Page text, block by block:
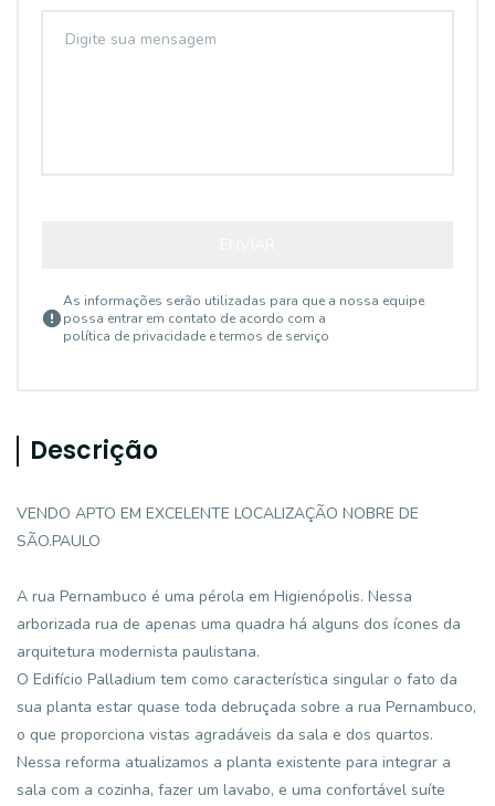
As informações serão utilizadas para que a nossa equipe
possa entrar em contato de acordo com a
política de privacidade e termos de serviço
Descrição
VENDO APTO EM EXCELENTE LOCALIZAÇÃO NOBRE DE
SÃO.PAULO
A rua Pernambuco é uma pérola em Higienópolis. Nessa
arborizada rua de apenas uma quadra há alguns dos ícones da
arquitetura modernista paulistana.
O Edifício Palladium tem como característica singular o fato da
sua planta estar quase toda debruçada sobre a rua Pernambuco,
o que proporciona vistas agradáveis da sala e dos quartos.
Nessa reforma atualizamos a planta existente para integrar a
sala com a cozinha, fazer um lavabo, e uma confortável suíte